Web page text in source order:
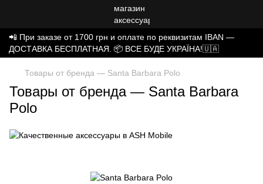
📲 При заказе от 1700 грн и оплате по реквизитам IBAN —
ДОСТАВКА БЕСПЛАТНАЯ. 📦 ВСЕ БУДЕ УКРАЇНА!🇺🇦
Товары от бренда — Santa Barbara Polo
Товары от бренда — Santa Barbara
Polo